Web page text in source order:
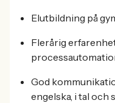
Elutbildning på
Flerårig
God
engelska, i tal och